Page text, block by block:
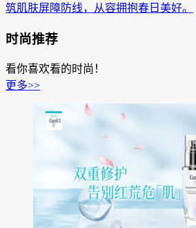
筑肌肤屏障防线，从容拥抱春日美好。
时尚推荐
看你喜欢看的时尚！
更多>>